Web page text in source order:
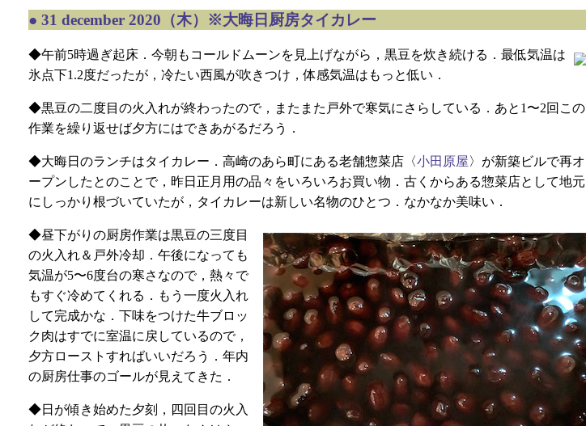
● 31 december 2020（木）※大晦日厨房タイカレー
◆午前5時過ぎ起床．今朝もコールドムーンを見上げながら，黒豆を炊き続ける．最低気温は
氷点下1.2度だったが，冷たい西風が吹きつけ，体感気温はもっと低い．
◆黒豆の二度目の火入れが終わったので，またまた戸外で寒気にさらしている．あと1〜2回この
作業を繰り返せば夕方にはできあがるだろう．
◆大晦日のランチはタイカレー．高崎のあら町にある老舗惣菜店〈小田原屋〉が新築ビルで再オ
ープンしたとのことで，昨日正月用の品々をいろいろお買い物．古くからある惣菜店として地元
にしっかり根づいていたが，タイカレーは新しい名物のひとつ．なかなか美味い．
◆昼下がりの厨房作業は黒豆の三度目
の火入れ＆戸外冷却．午後になっても
気温が5〜6度台の寒さなので，熱々で
もすぐ冷めてくれる．もう一度火入れ
して完成かな．下味をつけた牛ブロッ
ク肉はすでに室温に戻しているので，
夕方ローストすればいいだろう．年内
の厨房仕事のゴールが見えてきた．
◆日が傾き始めた夕刻，四回目の火入